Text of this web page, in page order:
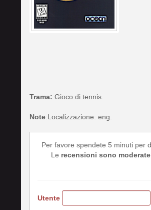
Trama: Gioco di tennis.
Note:Localizzazione: eng.
Per favore spendete 5 minuti per
Le recensioni sono moderate
Utente